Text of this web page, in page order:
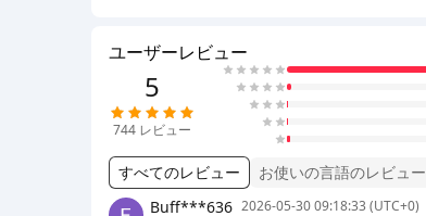
ユーザーレビュー
5
744 レビュー
すべてのレビュー
お使いの言語のレビュー
Buff***636 2026-05-30 09:18:33 (UTC+0)